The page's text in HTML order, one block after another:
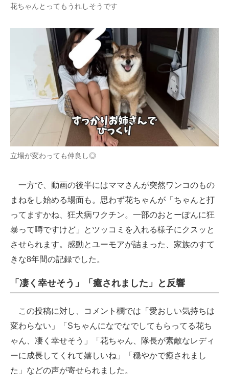
花ちゃんとってもうれしそうです
立場が変わっても仲良し◎
一方で、動画の後半にはママさんが突然ワンコのもの
まねをし始める場面も。思わず花ちゃんが「ちゃんと打
ってますかね、狂犬病ワクチン。一部のおとーぽんに狂
暴って噂ですけど」とツッコミを入れる様子にクスッと
させられます。感動とユーモアが詰まった、家族のすて
きな8年間の記録でした。
「凄く幸せそう」「癒されました」と反響
この投稿に対し、コメント欄では「愛おしい気持ちは
変わらない」「Sちゃんになでなでしてもらってる花ち
ゃん、凄く幸せそう」「花ちゃん、隊長が素敵なレディ
ーに成長してくれて嬉しいね」「穏やかで癒されまし
た」などの声が寄せられました。